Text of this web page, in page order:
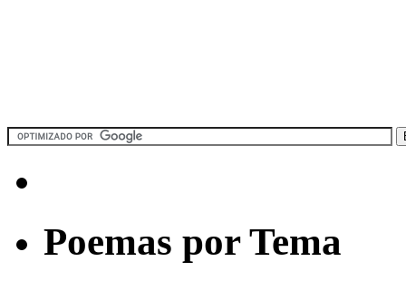
Poemas por Tema